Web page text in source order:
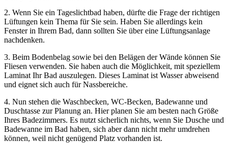
2. Wenn Sie ein Tageslichtbad haben, dürfte die Frage der richtigen
Lüftungen kein Thema für Sie sein. Haben Sie allerdings kein
Fenster in Ihrem Bad, dann sollten Sie über eine Lüftungsanlage
nachdenken.
3. Beim Bodenbelag sowie bei den Belägen der Wände können Sie
Fliesen verwenden. Sie haben auch die Möglichkeit, mit speziellem
Laminat Ihr Bad auszulegen. Dieses Laminat ist Wasser abweisend
und eignet sich auch für Nassbereiche.
4. Nun stehen die Waschbecken, WC-Becken, Badewanne und
Duschtasse zur Planung an. Hier planen Sie am besten nach Größe
Ihres Badezimmers. Es nutzt sicherlich nichts, wenn Sie Dusche und
Badewanne im Bad haben, sich aber dann nicht mehr umdrehen
können, weil nicht genügend Platz vorhanden ist.